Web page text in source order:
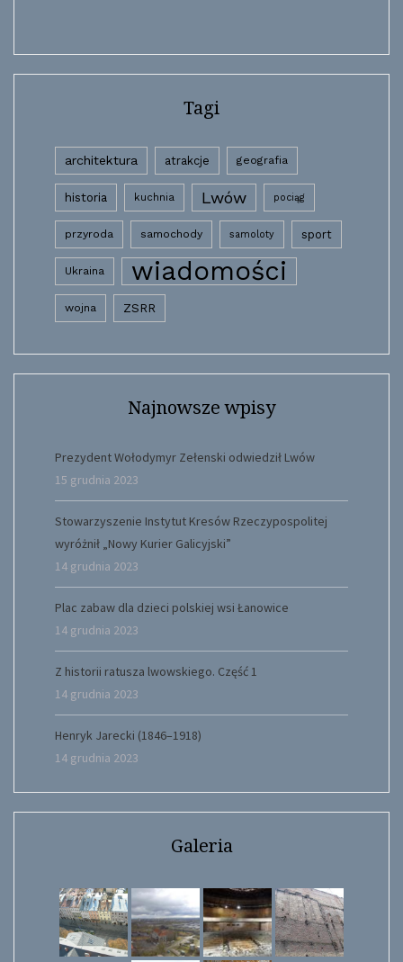
Tagi
architektura atrakcje geografia
historia kuchnia Lwów pociąg
przyroda samochody samoloty sport
Ukraina wiadomości
wojna ZSRR
Najnowsze wpisy
Prezydent Wołodymyr Zełenski odwiedził Lwów
15 grudnia 2023
Stowarzyszenie Instytut Kresów Rzeczypospolitej
wyróżnił „Nowy Kurier Galicyjski”
14 grudnia 2023
Plac zabaw dla dzieci polskiej wsi Łanowice
14 grudnia 2023
Z historii ratusza lwowskiego. Część 1
14 grudnia 2023
Henryk Jarecki (1846–1918)
14 grudnia 2023
Galeria